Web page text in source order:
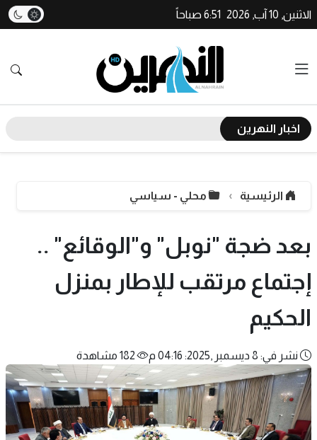
الاثنين, 10 آب, 2026 6:51 صباحاً
اخبار النهرين
الرئيسية محلي - سياسي
بعد ضجة "نوبل" و"الوقائع" ..
إجتماع مرتقب للإطار بمنزل
الحكيم
نشر في: 8 ديسمبر ,2025: 04:16 م 182 مشاهدة